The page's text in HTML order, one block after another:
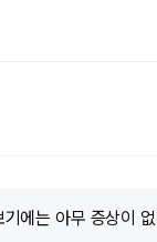
에는 아무 증상이